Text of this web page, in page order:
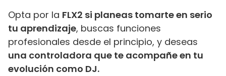
Opta por la FLX2 si planeas tomarte en serio
tu aprendizaje, buscas funciones
profesionales desde el principio, y deseas
una controladora que te acompañe en tu
evolución como DJ.